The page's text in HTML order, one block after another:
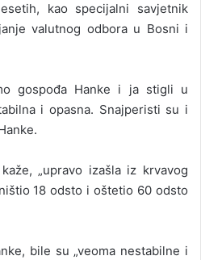
kao specijalni savjetnik
valutnog odbora u Bosni i
gospođa Hanke i ja stigli u
i opasna. Snajperisti su i
„upravo izašla iz krvavog
18 odsto i oštetio 60 odsto
bile su „veoma nestabilne i